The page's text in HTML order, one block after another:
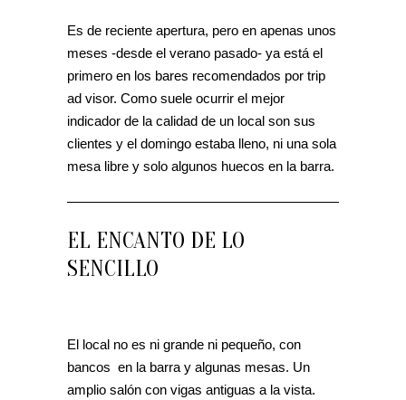
Es de reciente apertura, pero en apenas unos
meses -desde el verano pasado- ya está el
primero en los bares recomendados por trip
ad visor. Como suele ocurrir el mejor
indicador de la calidad de un local son sus
clientes y el domingo estaba lleno, ni una sola
mesa libre y solo algunos huecos en la barra.
EL ENCANTO DE LO
SENCILLO
El local no es ni grande ni pequeño, con
bancos en la barra y algunas mesas. Un
amplio salón con vigas antiguas a la vista.